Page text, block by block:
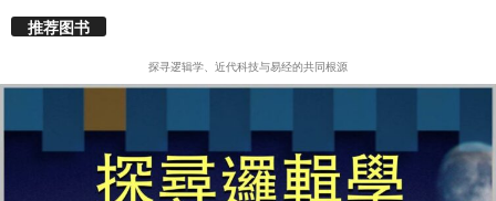
推荐图书
探寻逻辑学、近代科技与易经的共同根源